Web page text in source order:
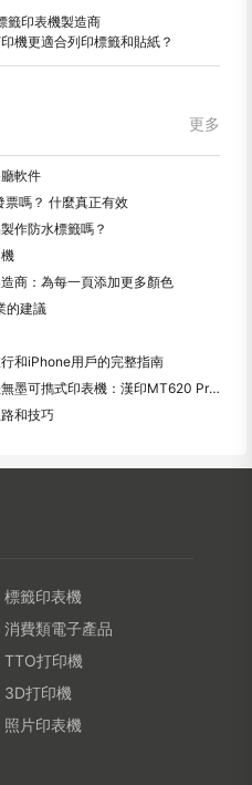
籤印表機製造商
機更適合列印標籤和貼紙？
更多
軟件
嗎？ 什麼真正有效
作防水標籤嗎？
商：為每一頁添加更多顏色
的建議
和iPhone用戶的完整指南
適用於旅行、學校和移動工作的最佳無墨可擕式印表機：漢印MT620 Pro評測
和技巧
標籤印表機
消費類電子產品
TTO打印機
3D打印機
照片印表機